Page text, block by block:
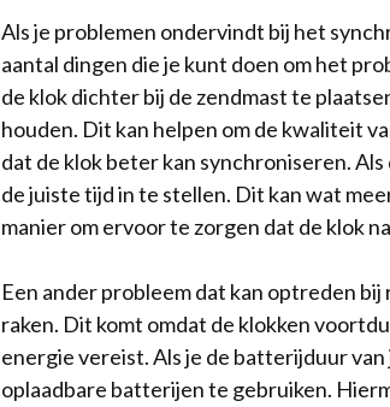
Als je problemen ondervindt bij het
aantal dingen die je kunt doen om het
de klok dichter bij de zendmast te
houden. Dit kan helpen om de kwaliteit
dat de klok beter kan synchroniseren.
de juiste tijd in te stellen. Dit kan wat
manier om ervoor te zorgen dat de klok
Een ander probleem dat kan optreden
raken. Dit komt omdat de klokken
energie vereist. Als je de batterijduur
oplaadbare batterijen te gebruiken.